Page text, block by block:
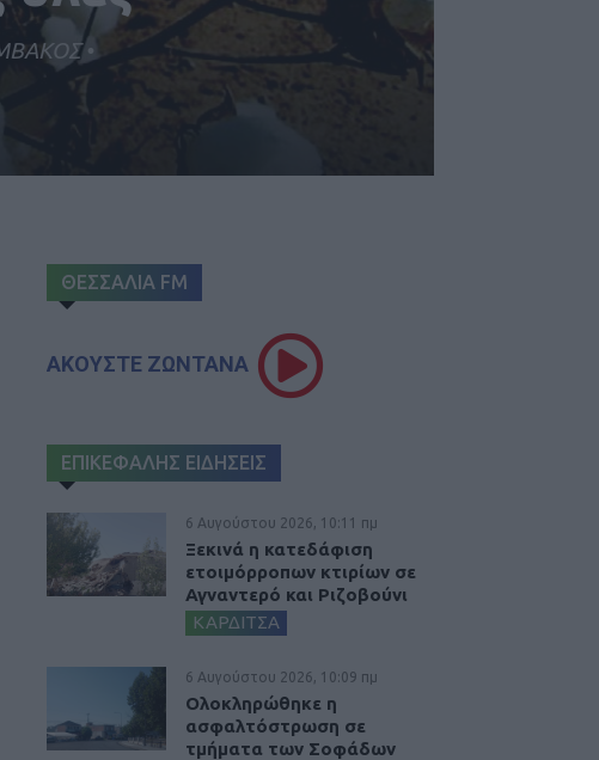
•
ΘΕΣΣΑΛΙΑ FM
ΑΚΟΥΣΤΕ ΖΩΝΤΑΝΑ
ΕΠΙΚΕΦΑΛΗΣ ΕΙΔΗΣΕΙΣ
6 Αυγούστου 2026, 10:11 πμ
Ξεκινά η κατεδάφιση
ετοιμόρροπων κτιρίων σε
Αγναντερό και Ριζοβούνι
ΚΑΡΔΙΤΣΑ
6 Αυγούστου 2026, 10:09 πμ
Ολοκληρώθηκε η
ασφαλτόστρωση σε
τμήματα των Σοφάδων